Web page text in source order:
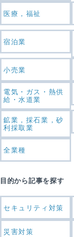
医療，福祉
宿泊業
小売業
電気・ガス・熱供
給・水道業
鉱業，採石業，砂
利採取業
全業種
目的から記事を探す
セキュリティ対策
災害対策